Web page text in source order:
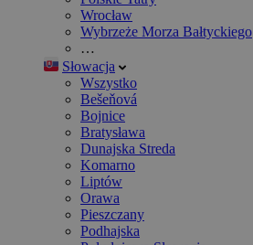
Wrocław
Wybrzeże Morza Bałtyckiego
…
Słowacja
Wszystko
Bešeňová
Bojnice
Bratysława
Dunajska Streda
Komarno
Liptów
Orawa
Pieszczany
Podhajska